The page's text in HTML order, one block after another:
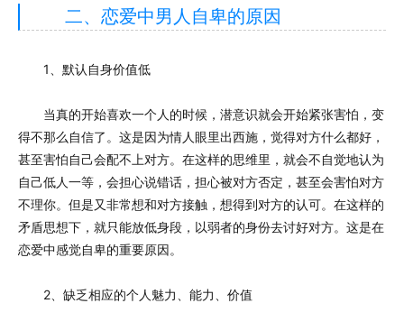
二、恋爱中男人自卑的原因
1、默认自身价值低
当真的开始喜欢一个人的时候，潜意识就会开始紧张害怕，变
得不那么自信了。这是因为情人眼里出西施，觉得对方什么都好，
甚至害怕自己会配不上对方。在这样的思维里，就会不自觉地认为
自己低人一等，会担心说错话，担心被对方否定，甚至会害怕对方
不理你。但是又非常想和对方接触，想得到对方的认可。在这样的
矛盾思想下，就只能放低身段，以弱者的身份去讨好对方。这是在
恋爱中感觉自卑的重要原因。
2、缺乏相应的个人魅力、能力、价值